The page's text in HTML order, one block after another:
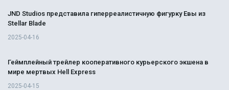
JND Studios представила гиперреалистичную фигурку Евы из
Stellar Blade
2025-04-16
Геймплейный трейлер кооперативного курьерского экшена в
мире мертвых Hell Express
2025-04-15